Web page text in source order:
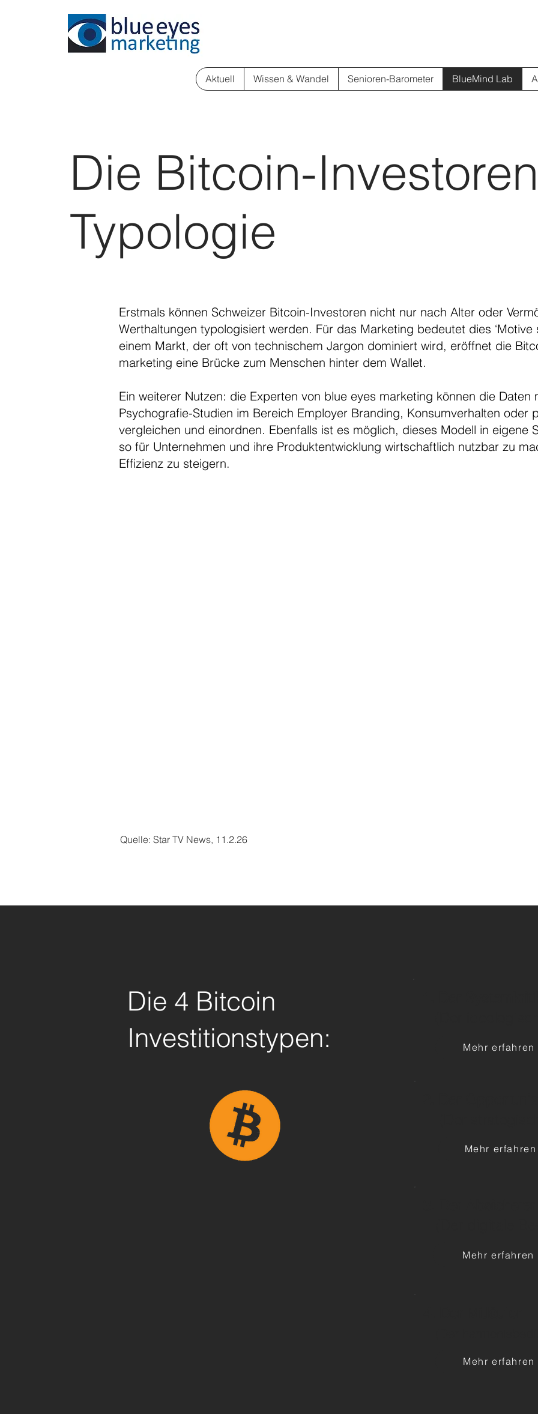
Aktuell Wissen & Wandel Senioren-Barometer BlueMind Lab
Die Bitcoin-
Typologie
Erstmals können Schweizer Bitcoin-Investoren nicht nur nach Alter oder
Werthaltungen typologisiert werden. Für das Marketing bedeutet dies ‘Motive
einem Markt, der oft von technischem Jargon dominiert wird, eröffnet die
marketing eine Brücke zum Menschen hinter dem Wallet.
Ein weiterer Nutzen: die Experten von blue eyes marketing können die Daten
Psychografie-Studien im Bereich Employer Branding, Konsumverhalten oder
vergleichen und einordnen. Ebenfalls ist es möglich, dieses Modell in eigene
so für Unternehmen und ihre Produktentwicklung wirtschaftlich nutzbar zu
Effizienz zu steigern.
Quelle: Star TV News, 11.2.26
Die 4 Bitcoin
Investitionstypen:
Mehr erfahren
Mehr erfahren
Mehr erfahren
Mehr erfahren